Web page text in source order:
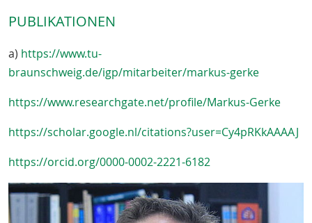
PUBLIKATIONEN
a) https://www.tu-
braunschweig.de/igp/mitarbeiter/markus-gerke
https://www.researchgate.net/profile/Markus-Gerke
https://scholar.google.nl/citations?user=Cy4pRKkAAAAJ
https://orcid.org/0000-0002-2221-6182